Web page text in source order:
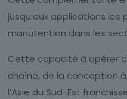
jusqu’aux applications les
manutention dans les
Cette capacité à opérer
chaîne, de la conception
l’Asie du Sud-Est